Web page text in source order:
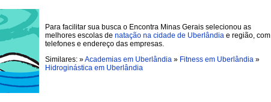
Para facilitar sua busca o Encontra Minas Gerais selecionou as
melhores escolas de natação na cidade de Uberlândia e região, com
telefones e endereço das empresas.
Similares: »Academias em Uberlândia » Fitness em Uberlândia »
Hidroginástica em Uberlândia